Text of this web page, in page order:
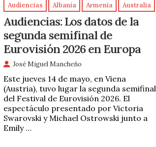
Audiencias Albania Armenia Australia
Audiencias: Los datos de la
segunda semifinal de
Eurovisión 2026 en Europa
José Miguel Mancheño
Este jueves 14 de mayo, en Viena
(Austria), tuvo lugar la segunda semifinal
del Festival de Eurovisión 2026. El
espectáculo presentado por Victoria
Swarovski y Michael Ostrowski junto a
Emily …